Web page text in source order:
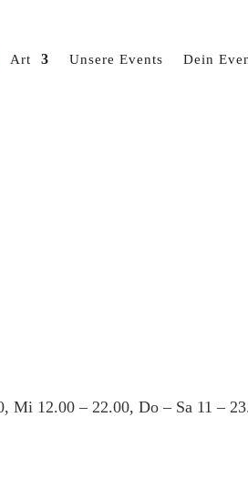
Art Unsere Events Dein
Mi 12.00 – 22.00, Do – Sa 11 –